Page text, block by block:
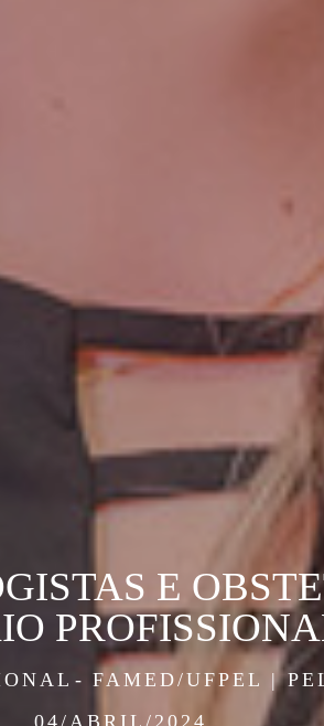
FAMED/UFPEL |
04/ABRIL/2024
E